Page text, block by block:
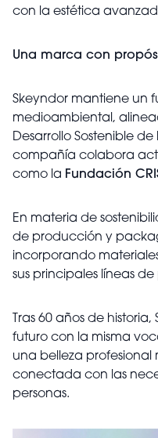
con la estética
Una marca con
Skeyndor mantiene un
medioambiental,
Desarrollo Sostenible
compañía colabora
como la Fundación
En materia de
de producción y
incorporando
sus principales líneas
Tras 60 años de
futuro con la misma
una belleza profesional
conectada con las
personas.